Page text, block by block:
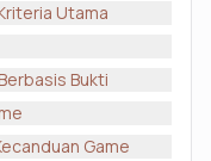
Utama
Bukti
Game